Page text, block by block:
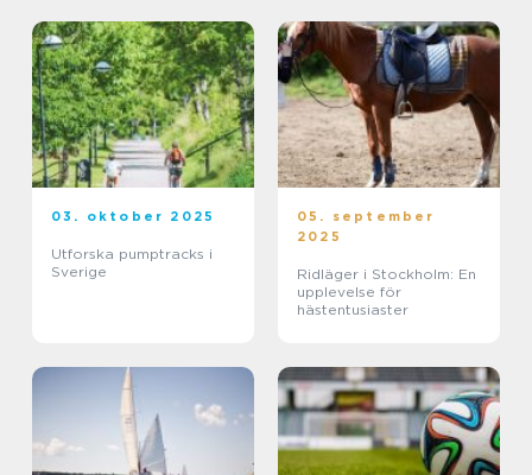
03. oktober 2025
Utforska pumptracks i
Sverige
05. september
2025
Ridläger i Stockholm: En
upplevelse för
hästentusiaster